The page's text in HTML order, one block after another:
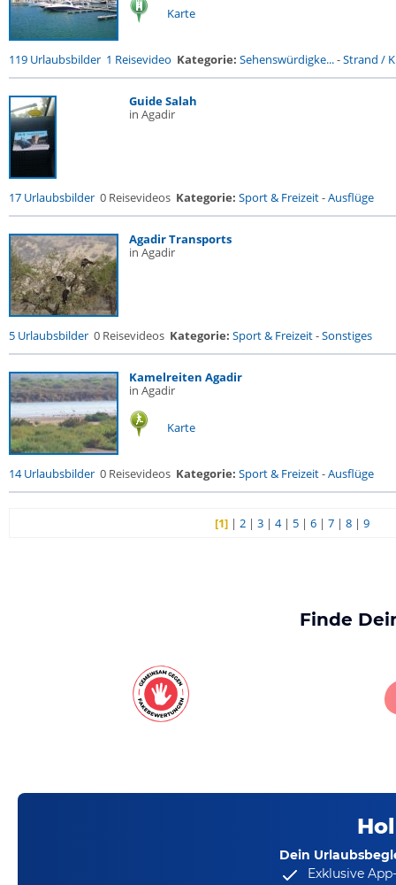
Karte
119 Urlaubsbilder 1 Reisevideo Kategorie: Sehenswürdigke...-Strand /
Guide Salah
in Agadir
17 Urlaubsbilder 0 Reisevideos Kategorie: Sport & Freizeit-Ausflüge
Agadir Transports
in Agadir
5 Urlaubsbilder 0 Reisevideos Kategorie: Sport & Freizeit-Sonstiges
Kamelreiten Agadir
in Agadir
Karte
14 Urlaubsbilder 0 Reisevideos Kategorie: Sport & Freizeit-Ausflüge
[1] |2 |3 |4| 5 |6 |7 |8 |9
Finde
Dein
Exklusive